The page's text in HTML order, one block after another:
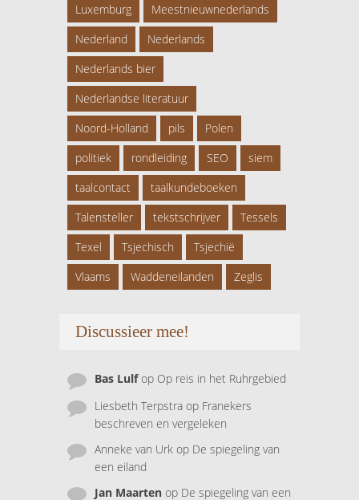
Luxemburg
Meestnieuwnederlands
Nederland
Nederlands
Nederlands bier
Nederlandse literatuur
Noord-Holland
pils
Polen
politiek
rondleiding SEO
siem
taalcontact
taalkundeboeken
Talensteller
tekstschrijver
Tessels
Texel
Tsjechisch
Tsjechië
Vlaams
Waddeneilanden Zeglis
Discussieer mee!
Bas Lulfop Op reis in het Ruhrgebied
Liesbeth Terpstra op Franekers
beschreven en vergeleken
Anneke van Urk op De spiegeling van
een eiland
Jan Maarten op De spiegeling van een